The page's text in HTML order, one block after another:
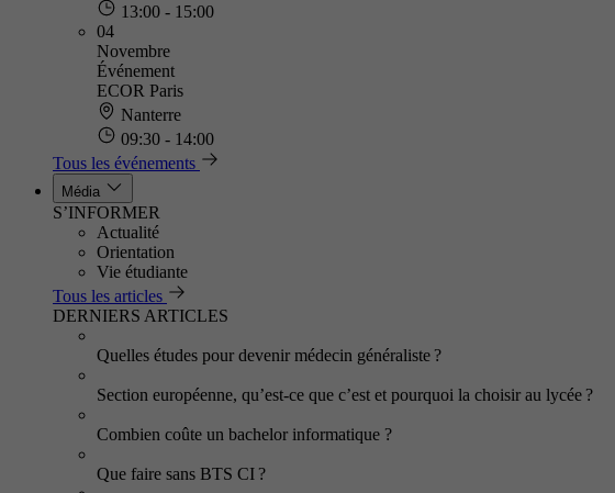
13:00 - 15:00
04
Novembre
Événement
ECOR Paris
Nanterre
09:30 - 14:00
Tous les événements
Média
S’INFORMER
Actualité
Orientation
Vie étudiante
Tous les articles
DERNIERS ARTICLES
Quelles études pour devenir médecin généraliste ?
Section européenne, qu’est-ce que c’est et pourquoi la choisir au lycée ?
Combien coûte un bachelor informatique ?
Que faire sans BTS CI ?